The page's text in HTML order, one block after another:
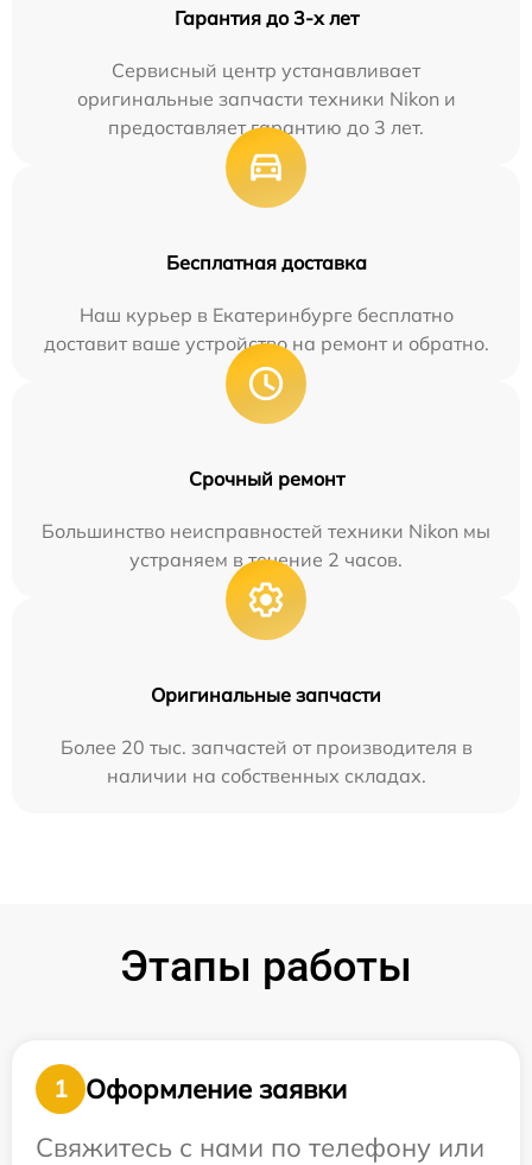
Гарантия до 3-х лет
Сервисный центр устанавливает
оригинальные запчасти техники Nikon и
предоставляет гарантию до 3 лет.
Бесплатная доставка
Наш курьер в Екатеринбурге бесплатно
доставит ваше устройство на ремонт и обратно.
Срочный ремонт
Большинство неисправностей техники Nikon мы
устраняем в течение 2 часов.
Оригинальные запчасти
Более 20 тыс. запчастей от производителя в
наличии на собственных складах.
Этапы работы
1
Оформление заявки
Свяжитесь с нами по телефону или